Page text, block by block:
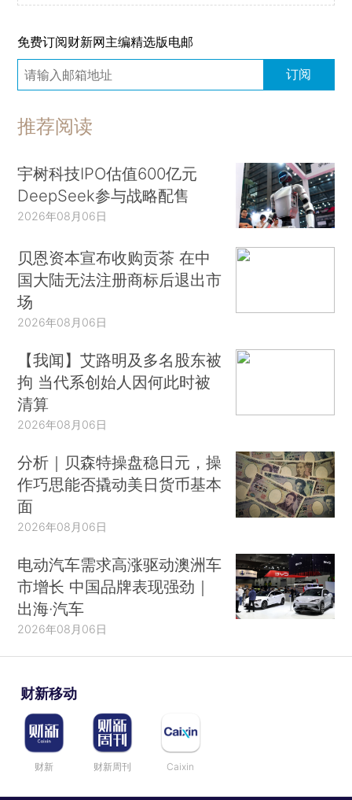
免费订阅财新网主编精选版电邮
订阅
推荐阅读
宇树科技IPO估值600亿元
DeepSeek参与战略配售
2026年08月06日
贝恩资本宣布收购贡茶 在中
国大陆无法注册商标后退出市
场
2026年08月06日
【我闻】艾路明及多名股东被
拘 当代系创始人因何此时被
清算
2026年08月06日
分析｜贝森特操盘稳日元，操
作巧思能否撬动美日货币基本
面
2026年08月06日
电动汽车需求高涨驱动澳洲车
市增长 中国品牌表现强劲｜
出海·汽车
2026年08月06日
财新移动
财新 财新周刊 Caixin